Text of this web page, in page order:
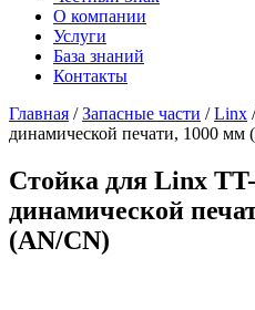
О компании
Услуги
База знаний
Контакты
Главная /Запасные части /Linx
динамической печати, 1000 мм
Стойка для Linx
динамической
(AN/CN)